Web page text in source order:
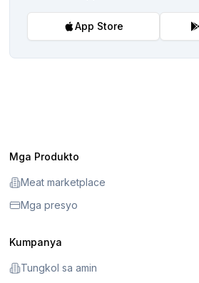
App Store
Mga Produkto
Meat marketplace
Mga presyo
Kumpanya
Tungkol sa amin